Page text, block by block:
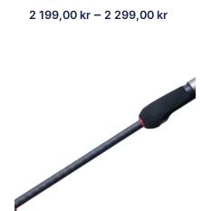
2 199,00 kr – 2 299,00 kr